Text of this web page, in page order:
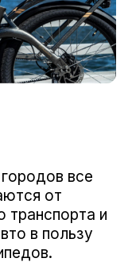
все
от
транспорта и
в пользу